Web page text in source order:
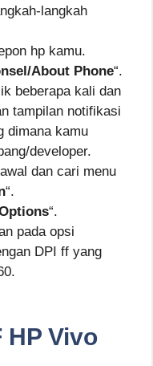
langkah
hp kamu.
About Phone“.
beberapa kali dan
tampilan notifikasi
dimana kamu
developer.
dan cari menu
“.
“.
pada opsi
DPI ff yang
HP Vivo